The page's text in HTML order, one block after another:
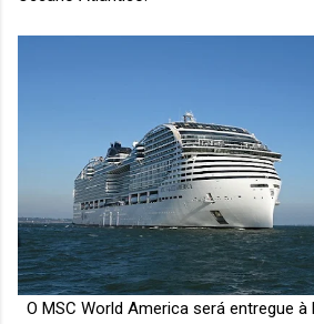
O MSC World America será entregue